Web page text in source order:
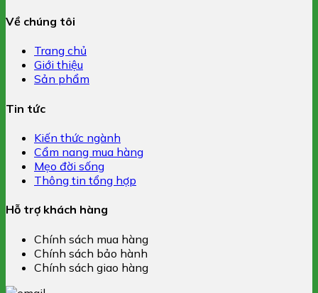
Về chúng tôi
Trang chủ
Giới thiệu
Sản phẩm
Tin tức
Kiến thức ngành
Cẩm nang mua hàng
Mẹo đời sống
Thông tin tổng hợp
Hỗ trợ khách hàng
Chính sách mua hàng
Chính sách bảo hành
Chính sách giao hàng